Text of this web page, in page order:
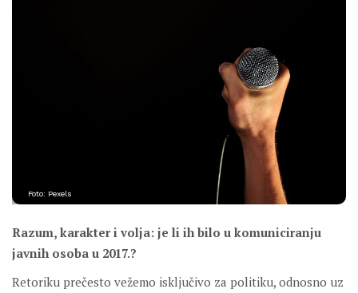
Foto: Pexels
Razum, karakter i volja: je li ih bilo u komuniciranju
javnih osoba u 2017.?
Retoriku prečesto vežemo isključivo za politiku, odnosno uz